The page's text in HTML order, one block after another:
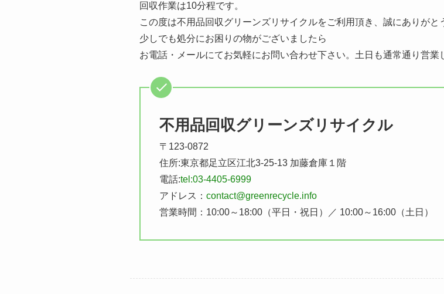
回収作業は10分程です。
この度は不用品回収グリーンズリサイクルをご利用頂き、誠にありがと
少しでも処分にお困りの物がございましたら
お電話・メールにてお気軽にお問い合わせ下さい。土日も通常通り営業
不用品回収グリーンズリサイクル
〒123-0872
住所:東京都足立区江北3-25-13 加藤倉庫１階
電話:tel:03-4405-6999
アドレス： contact@greenrecycle.info
営業時間：10:00～18:00（平日・祝日）／ 10:00～16:00（土日）